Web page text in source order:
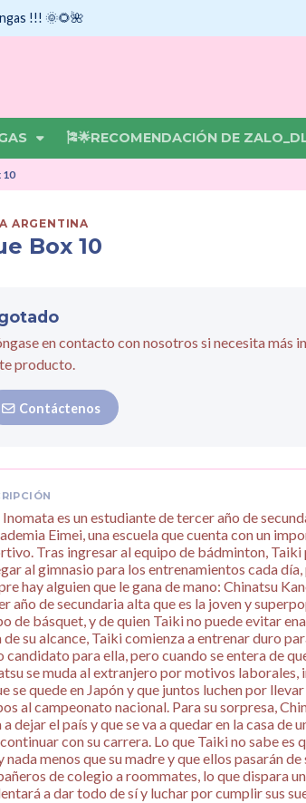
🎏🌟RECOMENDACIÓN DE
!!! 🌞🌻🌺
10
ARGENTINA
Box 10
en contacto con nosotros si necesita más
producto.
Contáctenos
es un estudiante de tercer año de
Eimei, una escuela que cuenta con un
Tras ingresar al equipo de bádminton,
al gimnasio para los entrenamientos cada
hay alguien que le gana de mano: Chinatsu
año de secundaria alta que es la joven y
de básquet, y de quien Taiki no puede evitar
de su alcance, Taiki comienza a entrenar duro
candidato para ella, pero cuando se entera de
se muda al extranjero por motivos laborales,
se quede en Japón y que juntos luchen por
al campeonato nacional. Para su sorpresa,
a dejar el país y que se va a quedar en la casa de
con su carrera. Lo que Taiki no sabe es
nada menos que su madre y que ellos pasarán de
de colegio a roommates, lo que dispara
a dar todo de sí y luchar por cumplir sus